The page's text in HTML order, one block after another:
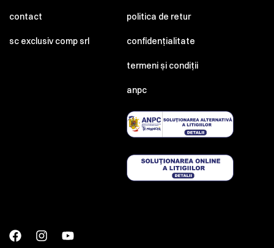
contact
sc exclusiv comp srl
politica de retur
confidențialitate
termeni și condiții
anpc